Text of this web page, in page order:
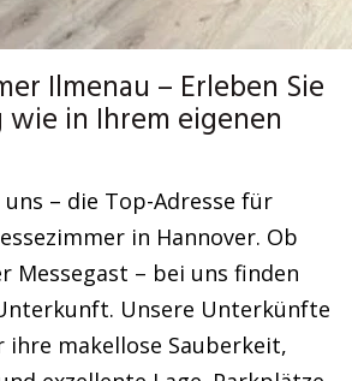
Ilmenau – Erleben Sie
in Ihrem eigenen
– die Top-Adresse für
in Hannover. Ob
Messegast – bei uns finden
Unsere Unterkünfte
makellose Sauberkeit,